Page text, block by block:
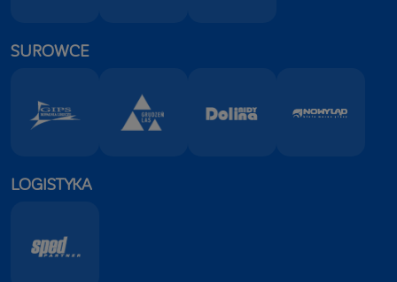
SUROWCE
LOGISTYKA